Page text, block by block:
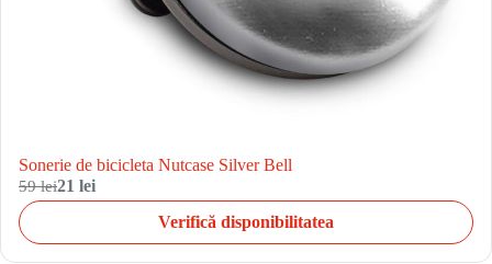
Sonerie de bicicleta Nutcase Silver Bell
59 lei21 lei
Verifică disponibilitatea